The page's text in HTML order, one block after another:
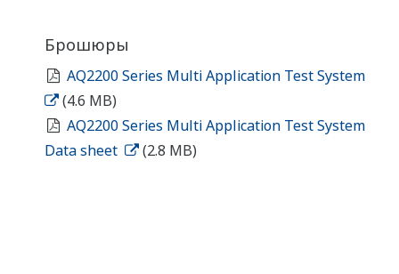
Брошюры
AQ2200 Series Multi Application Test System
(4.6 MB)
AQ2200 Series Multi Application Test System
Data sheet
(2.8 MB)